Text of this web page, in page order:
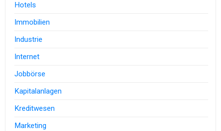
Hotels
Immobilien
Industrie
Internet
Jobbörse
Kapitalanlagen
Kreditwesen
Marketing